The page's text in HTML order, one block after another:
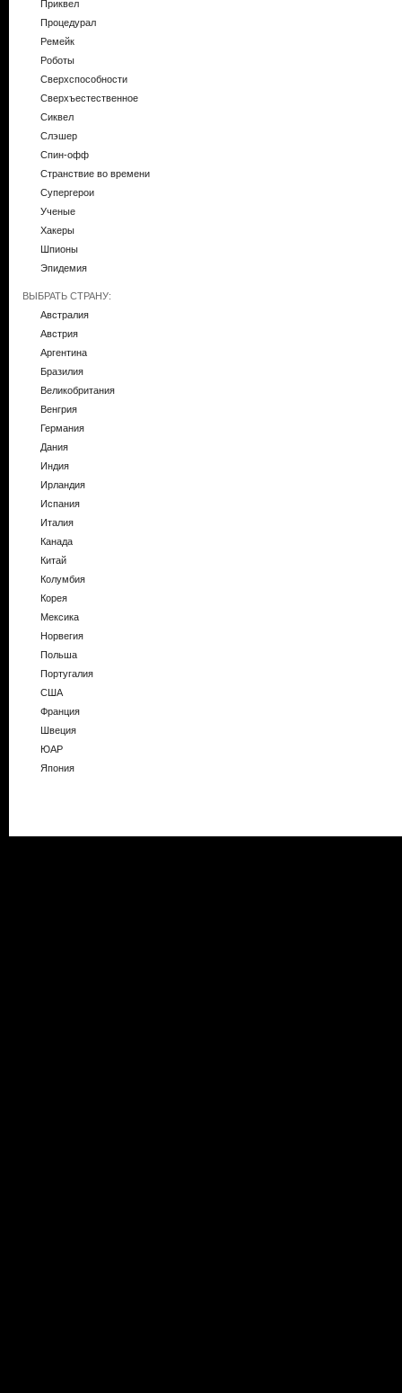
Приквел
Процедурал
Ремейк
Роботы
Сверхспособности
Сверхъестественное
Сиквел
Слэшер
Спин-офф
Странствие во времени
Супергерои
Ученые
Хакеры
Шпионы
Эпидемия
ВЫБРАТЬ СТРАНУ:
Австралия
Австрия
Аргентина
Бразилия
Великобритания
Венгрия
Германия
Дания
Индия
Ирландия
Испания
Италия
Канада
Китай
Колумбия
Корея
Мексика
Норвегия
Польша
Португалия
США
Франция
Швеция
ЮАР
Япония